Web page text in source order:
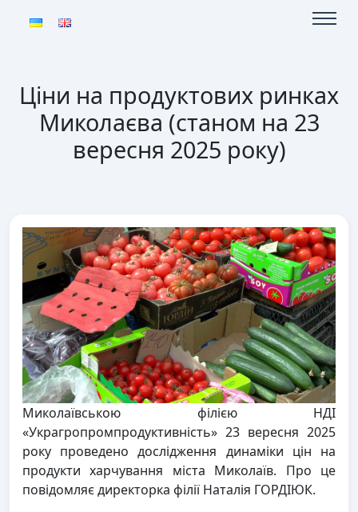
Ціни на продуктових ринках
Миколаєва (станом на 23
вересня 2025 року)
Миколаївською філією НДІ
«Украгропромпродуктивність» 23 вересня 2025
року проведено дослідження динаміки цін на
продукти харчування міста Миколаїв. Про це
повідомляє директорка філії Ната­лія ГОРДІЮК.